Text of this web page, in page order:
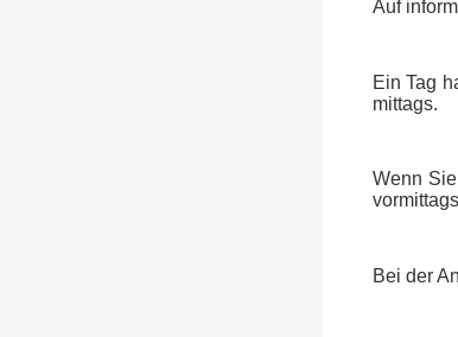
Auf
Ein Tag
mittags.
Wenn
Bei der